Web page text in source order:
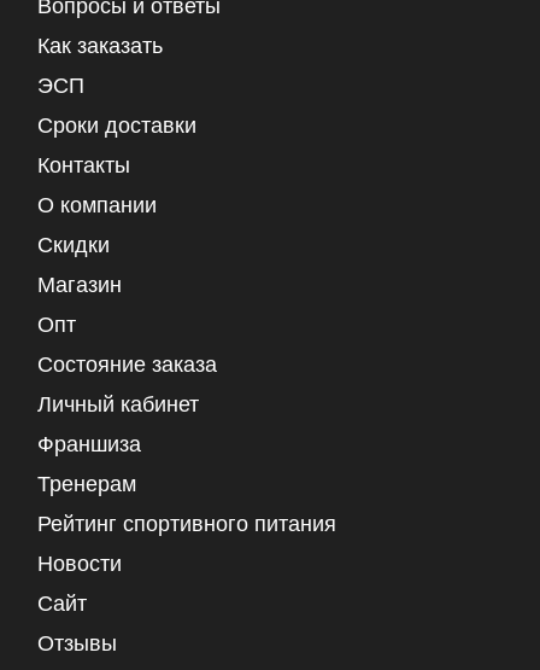
Вопросы и ответы
Как заказать
ЭСП
Сроки доставки
Контакты
О компании
Скидки
Магазин
Опт
Состояние заказа
Личный кабинет
Франшиза
Тренерам
Рейтинг спортивного питания
Новости
Сайт
Отзывы